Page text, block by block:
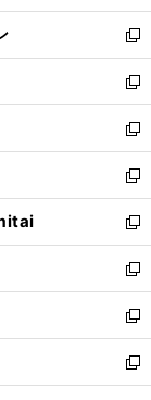
開
く
ウ
で
開
く
ン
ド
ウ
で
開
く
ウ
ィ
ン
ド
ウ
で
開
く
新
し
い
ウ
ィ
ン
ド
ウ
で
開
く
新
し
い
ウ
ィ
ン
ド
ウ
で
開
く
新
し
い
ウ
ィ
ン
ド
ウ
で
開
く
新
し
い
ウ
ィ
ン
ド
ウ
で
開
新
し
い
ウ
ィ
ン
ド
ウ
新
し
い
ウ
ィ
ン
新
し
い
ウ
新
し